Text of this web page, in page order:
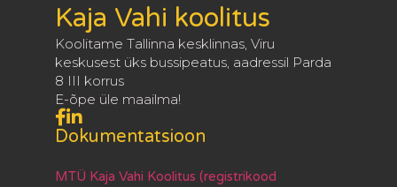
Kaja Vahi koolitus
Koolitame Tallinna kesklinnas, Viru
keskusest üks bussipeatus, aadressil Parda
8 III korrus
E-õpe üle maailma!
Dokumentatsioon
MTÜ Kaja Vahi Koolitus (registrikood